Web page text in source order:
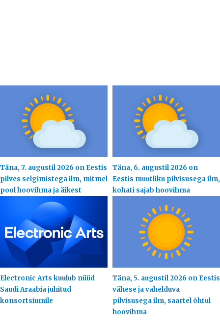
Täna, 7. augustil 2026 on Eestis
pilves selgimistega ilm, mitmel
pool hoovihma ja äikest
Täna, 6. augustil 2026 on
Eestis muutliku pilvisusega ilm,
kohati sajab hoovihma
Electronic Arts kuulub nüüd
Saudi Araabia juhitud
konsortsiumile
Täna, 5. augustil 2026 on Eestis
vähese ja vahelduva
pilvisusega ilm, saartel õhtul
hoovihma